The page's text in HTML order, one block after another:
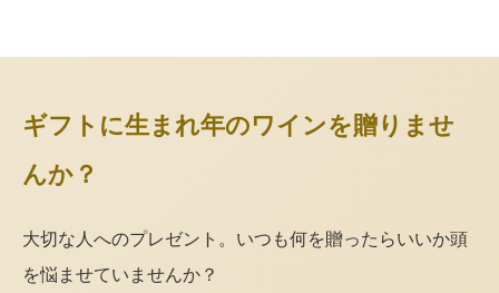
ギフトに生まれ年のワインを贈りませ
んか？
大切な人へのプレゼント。いつも何を贈ったらいいか頭
を悩ませていませんか？